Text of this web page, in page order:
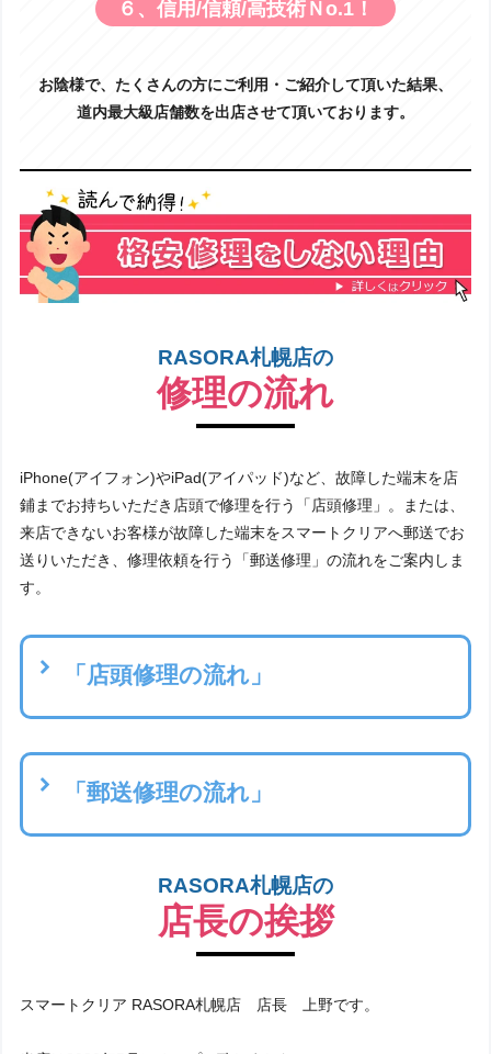
６、信用/信頼/高技術Ｎo.1！
お陰様で、たくさんの方にご利用・ご紹介して頂いた結果、
道内最大級店舗数を出店させて頂いております。
RASORA札幌店の
修理の流れ
iPhone(アイフォン)やiPad(アイパッド)など、故障した端末を店
鋪までお持ちいただき店頭で修理を行う「店頭修理」。または、
来店できないお客様が故障した端末をスマートクリアへ郵送でお
送りいただき、修理依頼を行う「郵送修理」の流れをご案内しま
す。
「店頭修理の流れ」
1.WEB予約・ お電話やメールにてお問い合
約お願い致します。
「郵送修理の流れ」
ご郵送修理の流れ
RASORA札幌店の
店長の挨拶
スマートクリア RASORA札幌店 店長 上野です。